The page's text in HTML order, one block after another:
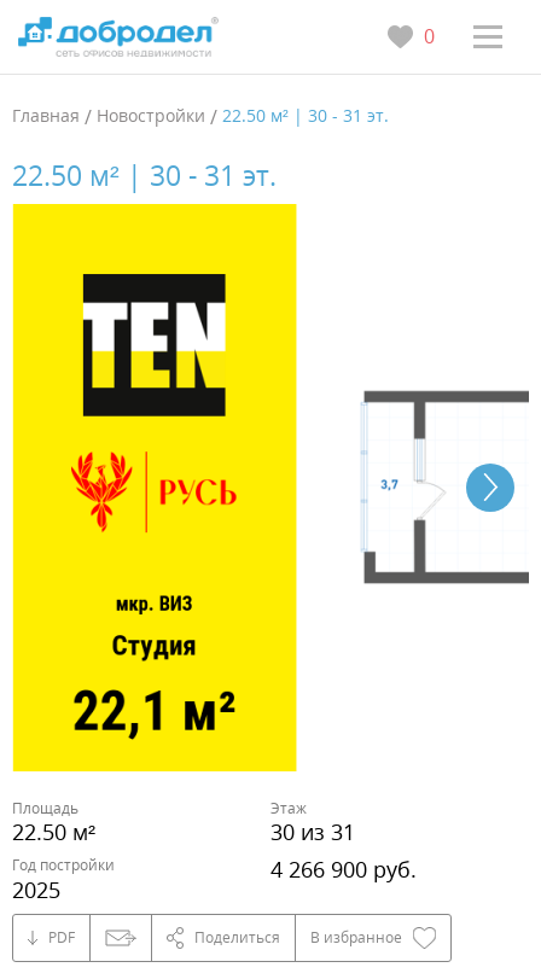
0
Главная / Новостройки / 22.50 м² | 30 - 31 эт.
22.50 м² | 30 - 31 эт.
Площадь
22.50 м²
Этаж
30 из 31
Год постройки
2025
4 266 900 руб.
PDF Поделиться В избранное